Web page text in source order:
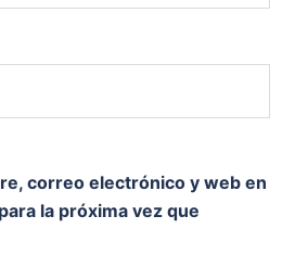
correo electrónico y web en
la próxima vez que